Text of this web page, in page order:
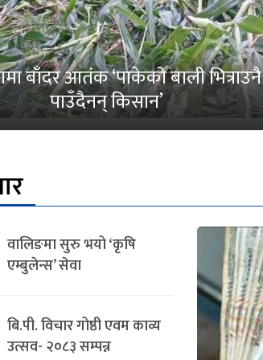
बाँदर आतंक ‘पाकेको बाली भित्राउनै
पाउँदैनन् किसान’
वालिङमा सुरु भयो ‘कृषि
एम्बुलेन्स’ सेवा
बि.पी. विचार गोष्ठी एवम काव्य
उत्सव- २०८३ सम्पन्न